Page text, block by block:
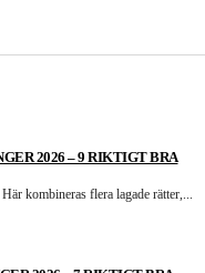
2026 – 9 RIKTIGT BRA
kombineras flera lagade rätter,...